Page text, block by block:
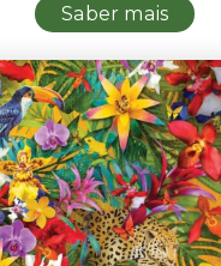
Saber mais